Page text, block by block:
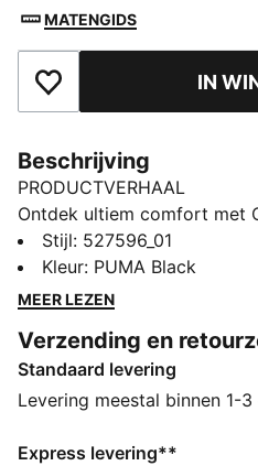
MATENGIDS
Toegevoegd aan IN
Beschrijving
PRODUCTVERHAAL
Ontdek ultiem comfort met
hoogwaardige stukken zijn
materialen met viervoudige
bewegingsvrijheid. Deze
ervoor zorgen dat je warm
warming-up.
ALLE INS EN OUTS
van het lichaam af te
Stijl: 527596_01
Kleur: PUMA Black
MEER LEZEN
Verzending en
Standaard levering
Levering meestal binnen 1-3
Express levering**